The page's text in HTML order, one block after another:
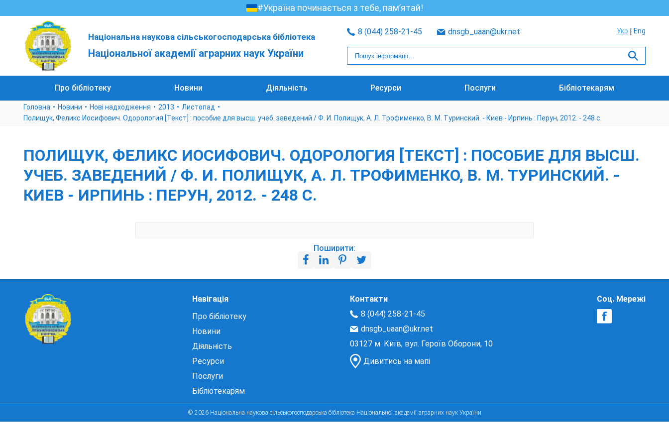
#Україна починається з тебе, пам’ятай!
Національна наукова сільськогосподарська бібліотека
Національної академії аграрних наук України
8 (044) 258-21-45 dnsgb_uaan@ukr.net Укр Eng
Про бібліотеку Новини Діяльність Ресурси Послуги Бібліотекарям
Головна Новини Нові надходження 2013
Листопад
Полищук, Феликс Иосифович. Одорология [Текст] : пособие для высш. учеб. заведений / Ф. И. Полищук, А. Л. Трофименко, В. М. Туринский. - Киев - Ирпинь : Перун, 2012. - 248 с.
ПОЛИЩУК, ФЕЛИКС ИОСИФОВИЧ. ОДОРОЛОГИЯ [ТЕКСТ] : ПОСОБИЕ ДЛЯ ВЫСШ.
УЧЕБ. ЗАВЕДЕНИЙ / Ф. И. ПОЛИЩУК, А. Л. ТРОФИМЕНКО, В. М. ТУРИНСКИЙ. -
КИЕВ - ИРПИНЬ : ПЕРУН, 2012. - 248 С.
Поширити:
Навігація
Про бібліотеку
Новини
Діяльність
Ресурси
Послуги
Бібліотекарям
Контакти
8 (044) 258-21-45
dnsgb_uaan@ukr.net
03127 м. Київ, вул. Героїв Оборони, 10
Дивитись на мапі
Соц. Мережі
© 2026 Національна наукова сільськогосподарська бібліотека Національної академії аграрних наук України